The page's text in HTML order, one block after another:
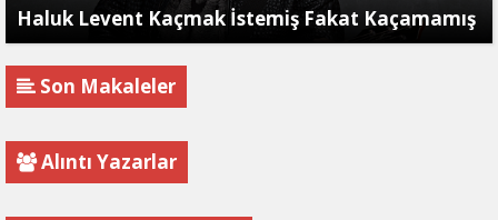
Haluk Levent Kaçmak İstemiş Fakat Kaçamamış
Son Makaleler
Alıntı Yazarlar